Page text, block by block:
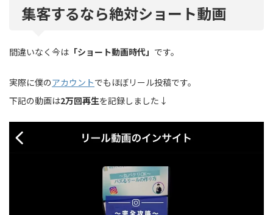
集客するなら絶対ショート動画
間違いなく今は 「ショート動画時代」 です。
実際に僕のアカウントでもほぼリール投稿です。
下記の動画は2万回再生を記録しました↓